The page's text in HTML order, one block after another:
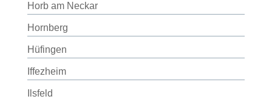
Horb am Neckar
Hornberg
Hüfingen
Iffezheim
Ilsfeld